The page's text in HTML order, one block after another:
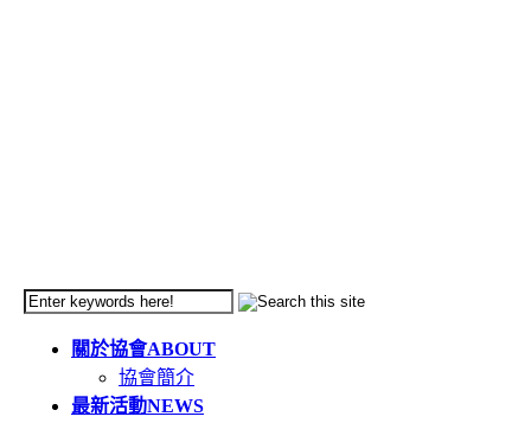
關於協會ABOUT
協會簡介
最新活動NEWS